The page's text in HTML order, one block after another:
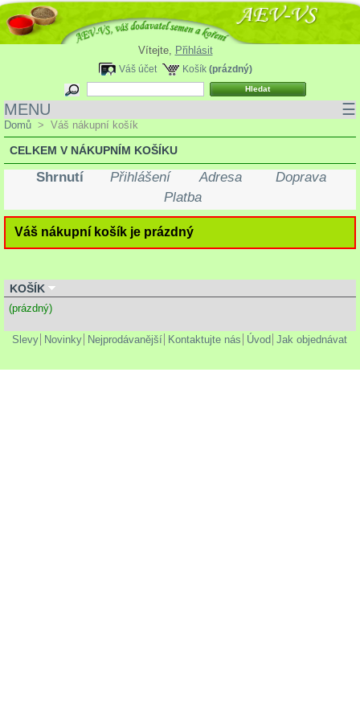
Vítejte, Přihlásit
Košík (prázdný)
Váš účet
MENU ☰
Domů > Váš nákupní košík
CELKEM V NÁKUPNÍM KOŠÍKU
Shrnutí Přihlášení Adresa
Doprava
Platba
Váš nákupní košík je prázdný
KOŠÍK
(prázdný)
Slevy Novinky Nejprodávanější Kontaktujte nás Úvod Jak objednávat